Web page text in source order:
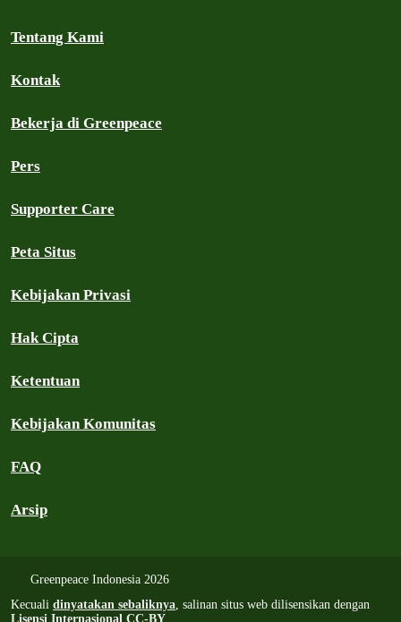
Tentang Kami
Kontak
Bekerja di Greenpeace
Pers
Supporter Care
Peta Situs
Kebijakan Privasi
Hak Cipta
Ketentuan
Kebijakan Komunitas
FAQ
Arsip
Greenpeace Indonesia 2026
Kecuali dinyatakan sebaliknya, salinan situs web dilisensikan dengan
Lisensi Internasional CC-BY